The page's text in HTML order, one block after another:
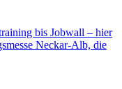
bis Jobwall – hier
Neckar-Alb, die